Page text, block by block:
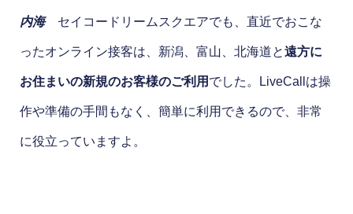
内海セイコードリームスクエアでも、直近でおこな
ったオンライン接客は、新潟、富山、北海道と遠方に
お住まいの新規のお客様のご利用 でした。LiveCallは操
作や準備の手間もなく、簡単に利用できるので、非常
に役立っていますよ。